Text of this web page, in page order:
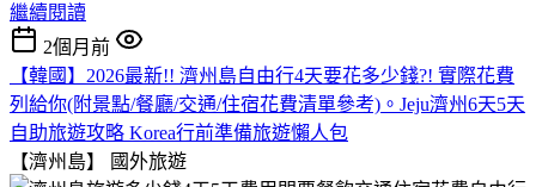
繼續閱讀
2個月前
【韓國】2026最新!! 濟州島自由行4天要花多少錢?! 實際花費
列給你(附景點/餐廳/交通/住宿花費清單參考)。Jeju濟州6天5天
自助旅遊攻略 Korea行前準備旅遊懶人包
【濟州島】
國外旅遊